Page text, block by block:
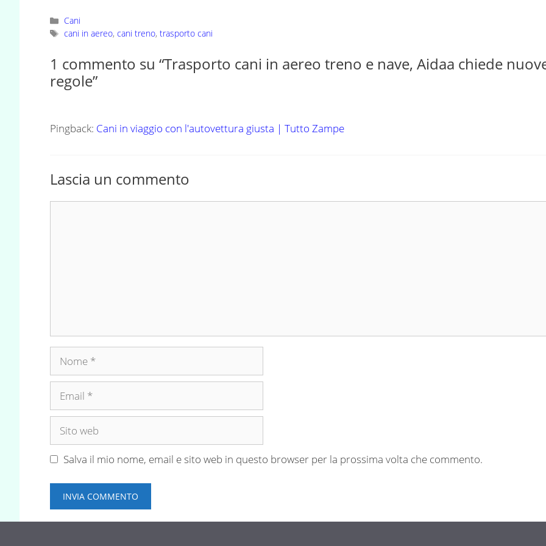
Categorie
Cani
Tag
cani in aereo,cani treno,trasporto cani
1 commento su “Trasporto cani in aereo treno e nave, Aidaa chiede
regole”
Pingback: Cani in viaggio con l'autovettura giusta | Tutto Zampe
Lascia un commento
Nome
Email
Sito
Salva il mio nome, email e sito web in questo browser per la prossima volta che commento.